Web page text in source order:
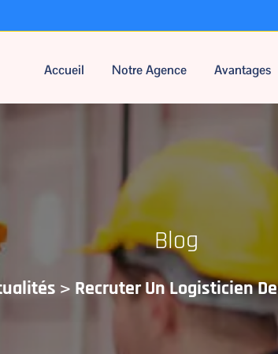
Accueil Notre Agence Avantages
Blog
> Recruter Un Logisticien